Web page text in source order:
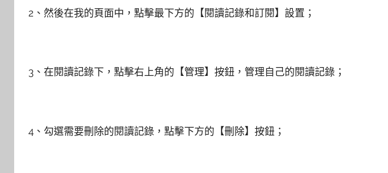
2、然後在我的頁面中，點擊最下方的【閱讀記錄和訂閱】設置；
3、在閱讀記錄下，點擊右上角的【管理】按鈕，管理自己的閱讀記錄；
4、勾選需要刪除的閱讀記錄，點擊下方的【刪除】按鈕；